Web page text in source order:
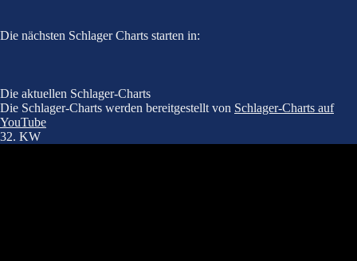
Die nächsten Schlager Charts starten in:
Die aktuellen Schlager-Charts
Die Schlager-Charts werden bereitgestellt von Schlager-Charts auf
YouTube
32. KW